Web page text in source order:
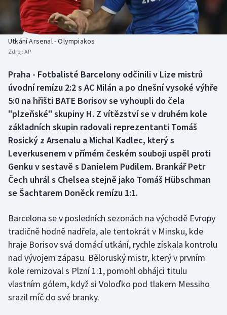
Baseball a softbal
Basketbal
Biatlon
Boby a skeleton
Box
Curling
Dostihy
Florbal
Golf
Gymnastika
Házená
Jezdectví
Soutěže
Historické návraty
Aplikace ČT sport
AZ kvíz
Utkání Arsenal - Olympiakos
Zdroj: AP
Praha - Fotbalisté Barcelony odčinili v Lize mistrů
úvodní remízu 2:2 s AC Milán a po dnešní vysoké výhře
5:0 na hřišti BATE Borisov se vyhoupli do čela
"plzeňské" skupiny H. Z vítězství se v druhém kole
základních skupin radovali reprezentanti Tomáš
Rosický z Arsenalu a Michal Kadlec, který s
Leverkusenem v přímém českém souboji uspěl proti
Genku v sestavě s Danielem Pudilem. Brankář Petr
Čech uhrál s Chelsea stejně jako Tomáš Hübschman
se Šachtarem Doněck remízu 1:1.
Barcelona se v posledních sezonách na východě Evropy
tradičně hodně nadřela, ale tentokrát v Minsku, kde
hraje Borisov svá domácí utkání, rychle získala kontrolu
nad vývojem zápasu. Běloruský mistr, který v prvním
kole remizoval s Plzní 1:1, pomohl obhájci titulu
vlastním gólem, když si Voloďko pod tlakem Messiho
srazil míč do své branky.